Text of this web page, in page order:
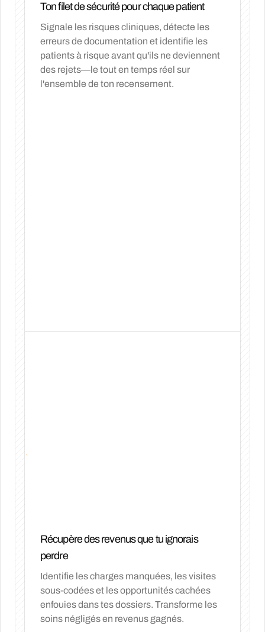
Ton filet de sécurité pour chaque patient
Signale les risques cliniques, détecte les
erreurs de documentation et identifie les
patients à risque avant qu'ils ne deviennent
des rejets—le tout en temps réel sur
l'ensemble de ton recensement.
Récupère des revenus que tu ignorais
perdre
Identifie les charges manquées, les visites
sous-codées et les opportunités cachées
enfouies dans tes dossiers. Transforme les
soins négligés en revenus gagnés.